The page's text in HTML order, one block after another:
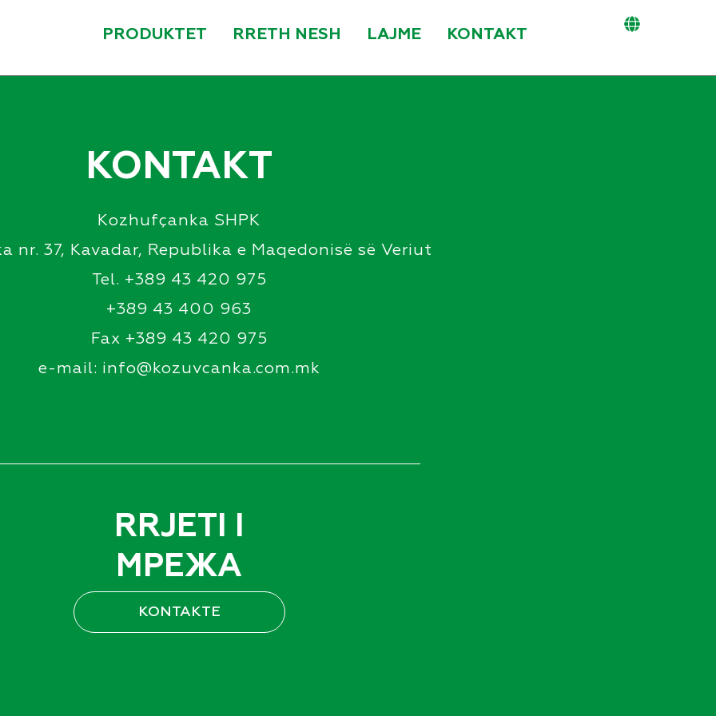
PRODUKTET RRETH NESH LAJME KONTAKT
KONTAKT
Kozhufçanka SHPK
nr. 37, Kavadar, Republika e Maqedonisë së Veriut
Tel. +389 43 420 975
+389 43 400 963
Fax +389 43 420 975
e-mail: info@kozuvcanka.com.mk
RRJETI I
МРЕЖА
KONTAKTE